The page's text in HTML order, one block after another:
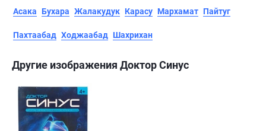
Асака Бухара Жалакудук Карасу Мархамат Пайтуг
Пахтаабад Ходжаабад Шахрихан
Другие изображения Доктор Синус